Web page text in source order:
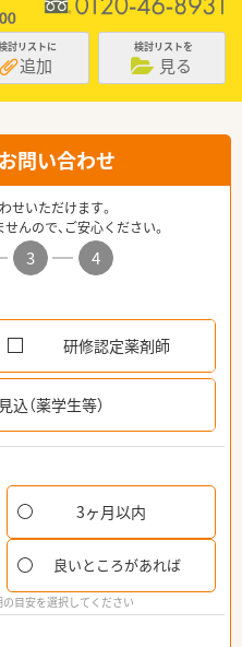
討リストに
追加
検討リストを
見る
問い合わせ
せいただけます。
んので、ご安心ください。
3
4
研修認定薬剤師
（薬学生等）
3ヶ月以内
良いところがあれば
目安を選択してください